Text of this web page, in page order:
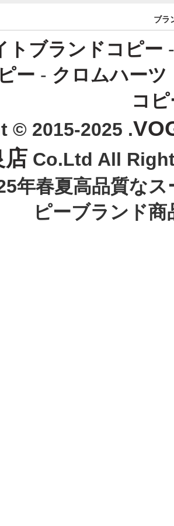
ブラ
トブランドコピー
ー - クロムハーツ
コ
© 2015-2025 .
店 Co.Ltd All
年春夏高品質な
ピーブランド